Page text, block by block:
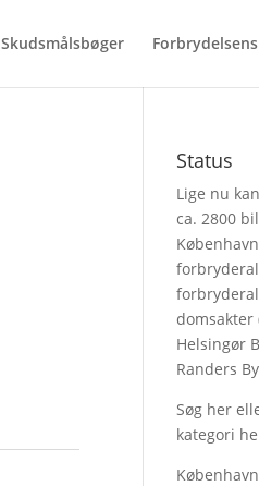
Skudsmålsbøger
Status
Lige nu
ca. 2800
domsakter
Helsingør
Randers
Søg her
kategori